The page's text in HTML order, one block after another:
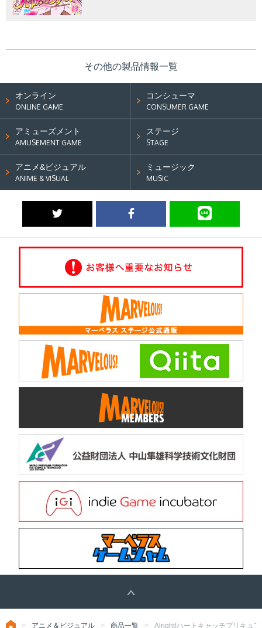
その他の製品情報一覧
オンライン
ONLINE GAME
コンシューマ
CONSUMER GAME
アミューズメント
AMUSEMENT GAME
ステージ
STAGE
アニメ&ビジュアル
ANIME & VISUAL
ミュージック
MUSIC
アニメ＆ビジュアル 商品一覧 Alright!ハートキャッチプリキュ